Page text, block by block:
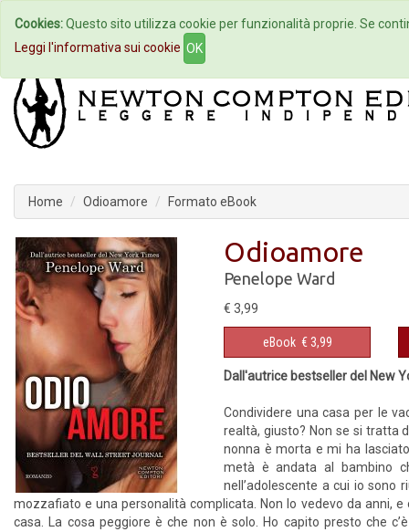
Home Autori Eventi
Home Odioamore Formato eBook
Odioamore
Penelope Ward
€ 3,99
eBook € 3,99
Dall'autrice bestseller del New
Condividere una casa per le
realtà, giusto? Non se si tratta
nonna è morta e mi ha
metà è andata al bambino
nell’adolescente a cui io sono
mozzafiato e una personalità complicata. Non lo vedevo da anni,
casa. La cosa peggiore è che non è solo. Ho capito presto che
Cookies:Questo sito utilizza cookie per funzionalità proprie. Se
Leggi l'informativa sui cookie OK